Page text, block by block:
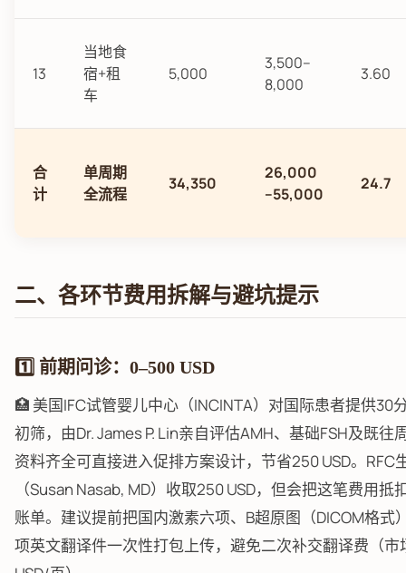
13
当地食
宿+租
车
5,000
3,500–
8,000
3.60
合
计
单周期
全流程
34,350
26,000
–55,000
24.7
二、各环节费用拆解与避坑提示
1️⃣ 前期问诊：0–500 USD
🏥 美国IFC试管婴儿中心（INCINTA）对国际患者提供30
初筛，由Dr. James P. Lin亲自评估AMH、基础FSH及既往
资料齐全可直接进入促排方案设计，节省250 USD。RFC
（Susan Nasab, MD）收取250 USD，但会把这笔费用抵
账单。建议提前把国内激素六项、B超原图（DICOM格式
项英文翻译件一次性打包上传，避免二次补交翻译费（市